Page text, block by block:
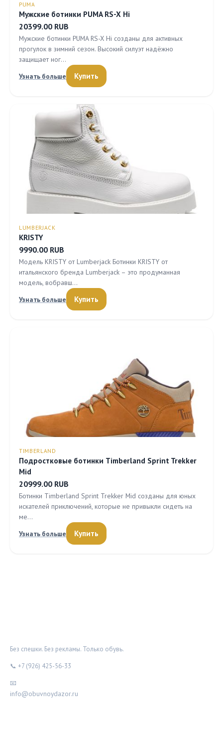
PUMA
Мужские ботинки PUMA RS-X Hi
20399.00 RUB
Мужские ботинки PUMA RS-X Hi созданы для активных
прогулок в зимний сезон. Высокий силуэт надёжно
защищает ног…
Узнать больше
Купить
LUMBERJACK
KRISTY
9990.00 RUB
Модель KRISTY от Lumberjack Ботинки KRISTY от
итальянского бренда Lumberjack – это продуманная
модель, вобравш…
Узнать больше
Купить
TIMBERLAND
Подростковые ботинки Timberland Sprint Trekker
Mid
20999.00 RUB
Ботинки Timberland Sprint Trekker Mid созданы для юных
искателей приключений, которые не привыкли сидеть на
ме…
Узнать больше
Купить
Без спешки. Без рекламы. Только обувь.
📞 +7 (926) 425-56-33
📧
info@obuvnoydazor.ru